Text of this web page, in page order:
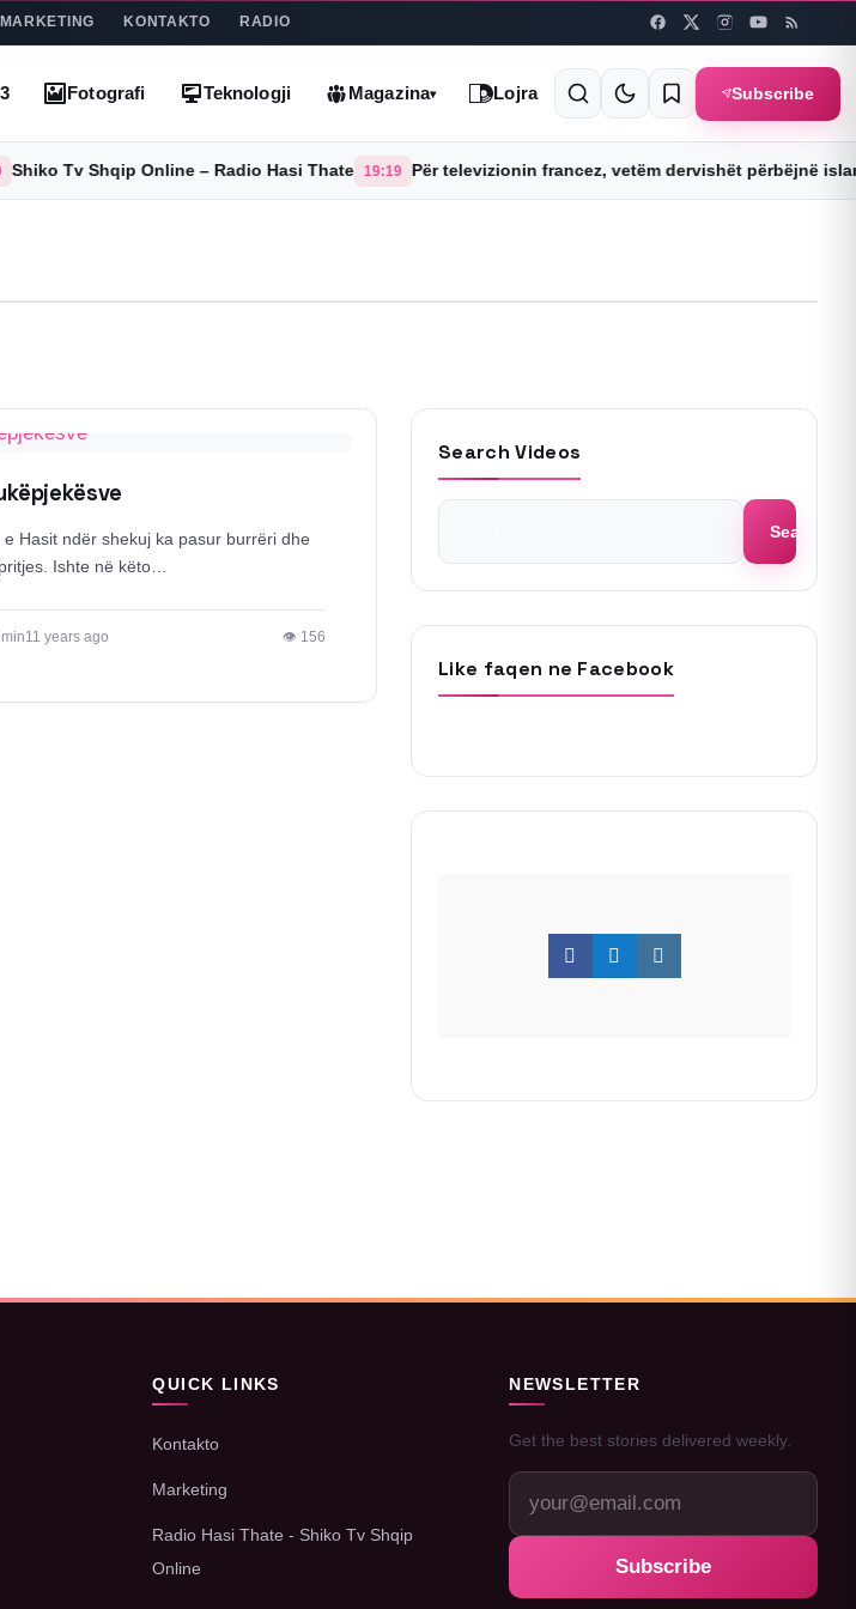
MARKETING KONTAKTO RADIO
Fotografi Teknologji Magazina▾ Lojra Subscribe
Tv Shqip Online – Radio Hasi Thate 19:19 Për televizionin francez, vetëm dervishët përbëjnë
e Hasit ndër shekuj ka pasur burrëri dhe
Ishte në këto…
11 years ago 👁 156
Search Videos
Search
Search
Like faqen ne Facebook
Facebook
TwitterInstagram
QUICK LINKS
Kontakto
Marketing
Radio Hasi Thate - Shiko Tv Shqip
Online
NEWSLETTER
Get the best stories delivered weekly.
Subscribe